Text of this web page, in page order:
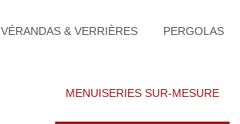
VÉRANDAS & VERRIÈRES PERGOLAS
MENUISERIES SUR-MESURE